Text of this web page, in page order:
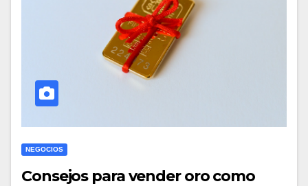
NEGOCIOS
Consejos para vender oro como